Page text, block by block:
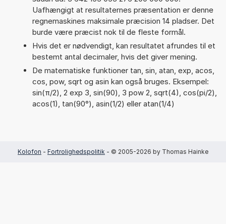
Uafhængigt at resultaternes præsentation er denne
regnemaskines maksimale præcision 14 pladser. Det
burde være præcist nok til de fleste formål.
Hvis det er nødvendigt, kan resultatet afrundes til et
bestemt antal decimaler, hvis det giver mening.
De matematiske funktioner tan, sin, atan, exp, acos,
cos, pow, sqrt og asin kan også bruges. Eksempel:
sin(π/2), 2 exp 3, sin(90), 3 pow 2, sqrt(4), cos(pi/2),
acos(1), tan(90°), asin(1/2) eller atan(1/4)
Kolofon - Fortrolighedspolitik - © 2005-2026 by Thomas Hainke